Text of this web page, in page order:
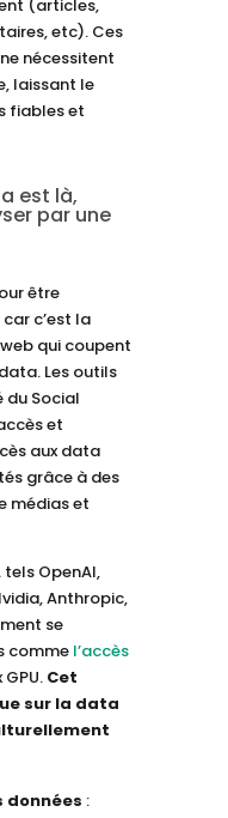
(articles,
etc). Ces
nécessitent
laissant le
fiables et
est là,
par une
être
c’est la
qui coupent
Les outils
du Social
et
aux data
grâce à des
médias et
tels OpenAI,
Anthropic,
se
comme l’accès
Cet
sur la data
données :